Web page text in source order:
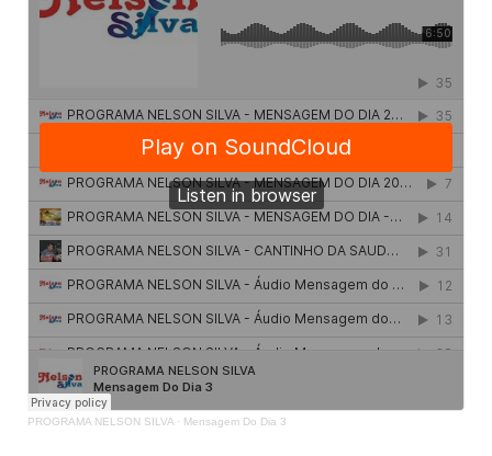
PROGRAMA NELSON SILVA · Mensagem Do Dia 3